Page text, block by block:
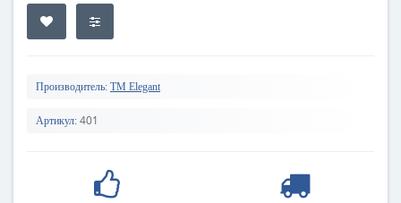
Производитель: TM Elegant
Артикул: 401